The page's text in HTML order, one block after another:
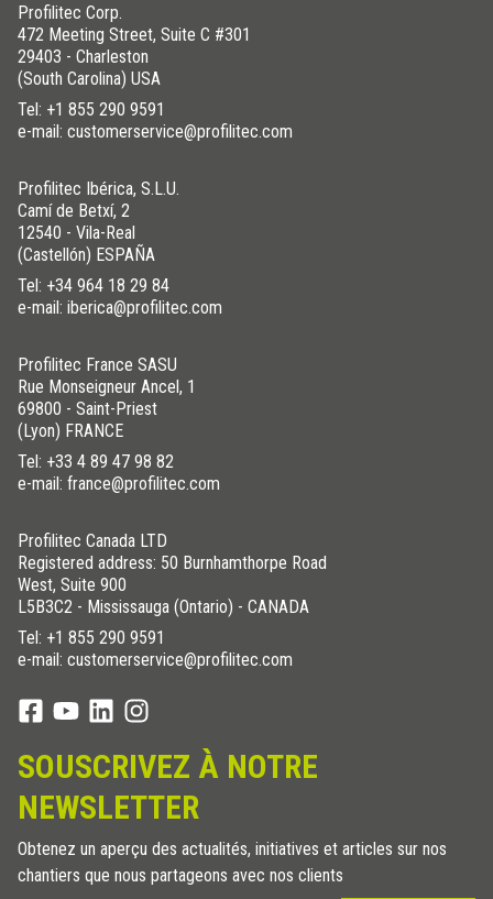
Profilitec Corp.
472 Meeting Street, Suite C #301
29403 - Charleston
(South Carolina) USA
Tel: +1 855 290 9591
e-mail: customerservice@profilitec.com
Profilitec Ibérica, S.L.U.
Camí de Betxí, 2
12540 - Vila-Real
(Castellón) ESPAÑA
Tel: +34 964 18 29 84
e-mail: iberica@profilitec.com
Profilitec France SASU
Rue Monseigneur Ancel, 1
69800 - Saint-Priest
(Lyon) FRANCE
Tel: +33 4 89 47 98 82
e-mail: france@profilitec.com
Profilitec Canada LTD
Registered address: 50 Burnhamthorpe Road
West, Suite 900
L5B3C2 - Mississauga (Ontario) - CANADA
Tel: +1 855 290 9591
e-mail: customerservice@profilitec.com
SOUSCRIVEZ À NOTRE
NEWSLETTER
Obtenez un aperçu des actualités, initiatives et articles sur nos
chantiers que nous partageons avec nos clients